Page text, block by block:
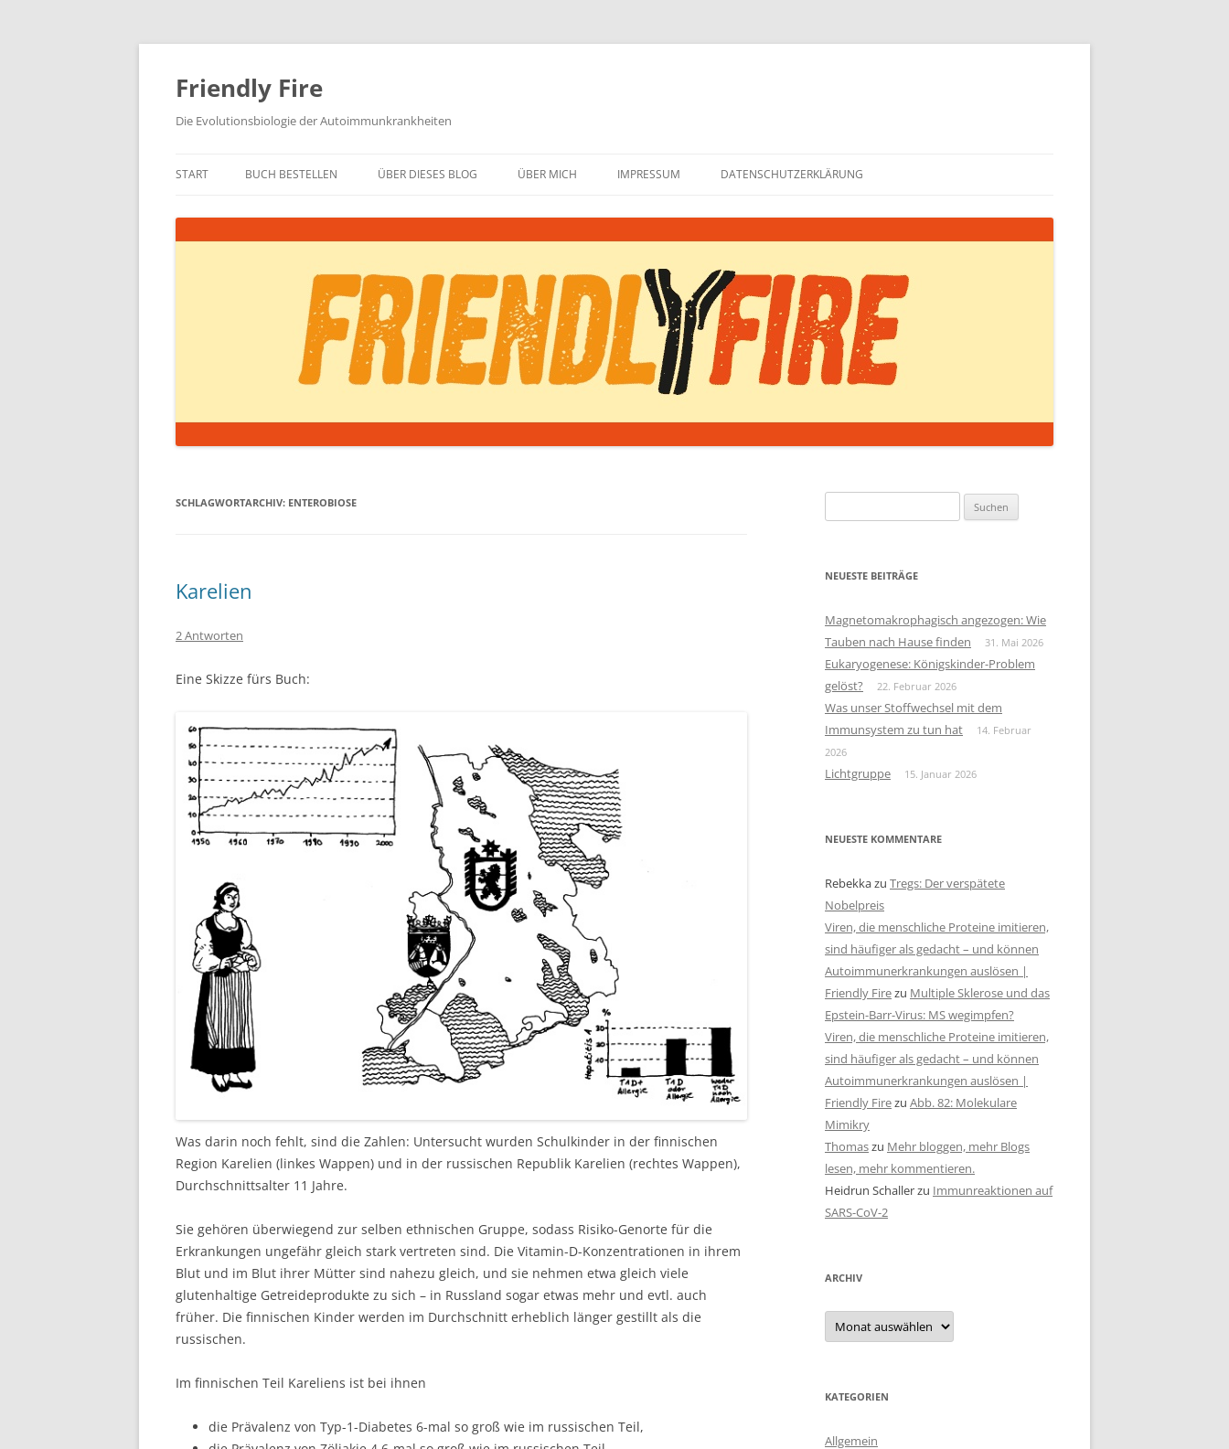
Zum
springen
Friendly Fire
Die Evolutionsbiologie der Autoimmunkrankheiten
START BUCH BESTELLEN ÜBER DIESES BLOG ÜBER MICH IMPRESSUM DATENSCHUTZERKLÄRUNG
SCHLAGWORTARCHIV: ENTEROBIOSE
Karelien
2 Antworten
Eine Skizze fürs Buch:
Was darin noch fehlt, sind die Zahlen: Untersucht wurden Schulkinder in der finnischen
Region Karelien (linkes Wappen) und in der russischen Republik Karelien (rechtes Wappen),
Durchschnittsalter 11 Jahre.
Sie gehören überwiegend zur selben ethnischen Gruppe, sodass Risiko-Genorte für die
Erkrankungen ungefähr gleich stark vertreten sind. Die Vitamin-D-Konzentrationen in ihrem
Blut und im Blut ihrer Mütter sind nahezu gleich, und sie nehmen etwa gleich viele
glutenhaltige Getreideprodukte zu sich – in Russland sogar etwas mehr und evtl. auch
früher. Die finnischen Kinder werden im Durchschnitt erheblich länger gestillt als die
russischen.
Im finnischen Teil Kareliens ist bei ihnen
die Prävalenz von Typ-1-Diabetes 6-mal so groß wie im russischen Teil,
nach:
NEUESTE BEITRÄGE
Magnetomakrophagisch angezogen: Wie
Tauben nach Hause finden
31. Mai 2026
Eukaryogenese: Königskinder-Problem
gelöst?
22. Februar 2026
Was unser Stoffwechsel mit dem
Immunsystem zu tun hat
14. Februar
2026
Lichtgruppe 15. Januar 2026
NEUESTE KOMMENTARE
Rebekkazu Tregs: Der verspätete
Nobelpreis
Viren, die menschliche Proteine imitieren,
sind häufiger als gedacht – und können
Autoimmunerkrankungen auslösen |
Friendly Firezu Multiple Sklerose und das
Epstein-Barr-Virus: MS wegimpfen?
Viren, die menschliche Proteine imitieren,
sind häufiger als gedacht – und können
Autoimmunerkrankungen auslösen |
Friendly Firezu Abb. 82: Molekulare
Mimikry
Thomaszu Mehr bloggen, mehr Blogs
lesen, mehr kommentieren.
Heidrun Schallerzu Immunreaktionen auf
SARS-CoV-2
ARCHIV
Archiv
KATEGORIEN
Allgemein